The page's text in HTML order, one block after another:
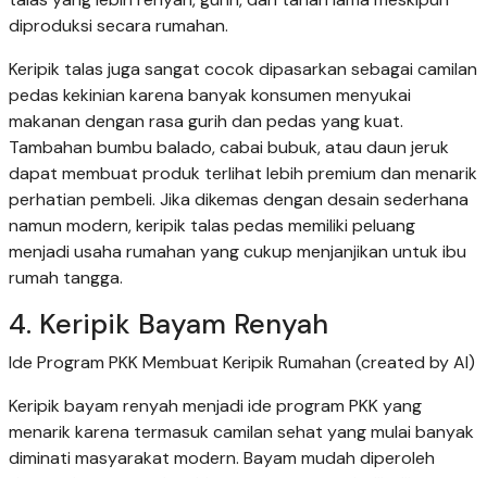
diproduksi secara rumahan.
Keripik talas juga sangat cocok dipasarkan sebagai camilan
pedas kekinian karena banyak konsumen menyukai
makanan dengan rasa gurih dan pedas yang kuat.
Tambahan bumbu balado, cabai bubuk, atau daun jeruk
dapat membuat produk terlihat lebih premium dan menarik
perhatian pembeli. Jika dikemas dengan desain sederhana
namun modern, keripik talas pedas memiliki peluang
menjadi usaha rumahan yang cukup menjanjikan untuk ibu
rumah tangga.
4. Keripik Bayam Renyah
Ide Program PKK Membuat Keripik Rumahan (created by AI)
Keripik bayam renyah menjadi ide program PKK yang
menarik karena termasuk camilan sehat yang mulai banyak
diminati masyarakat modern. Bayam mudah diperoleh